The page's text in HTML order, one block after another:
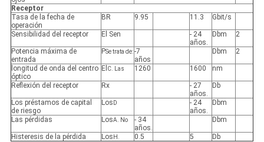
Receptor
Tasa de la fecha de
operación
BR 9.95 11.3 Gbit/s
Sensibilidad del receptor El Sen
- 24
años.
Dbm 2
Potencia máxima de
entrada
PSe trata de:-7
años
Dbm 2
longitud de onda del centro
óptico
El C. Las 1260 1600 nm
Reflexión del receptor Rx
- 27
años.
Db
Los préstamos de capital
de riesgo
Los D
- 24
años.
Dbm
Las pérdidas LosA. No
- 34
años.
Dbm
Histeresis de la pérdida Los H. 0.5 5 Db